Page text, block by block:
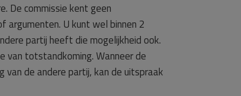
De commissie kent geen
argumenten. U kunt wel binnen 2
partij heeft die mogelijkheid ook.
van totstandkoming. Wanneer de
van de andere partij, kan de uitspraak